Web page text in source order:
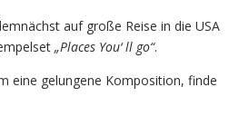
auf große Reise in die USA
„Places You‘ ll go“.
eine gelungene Komposition, finde